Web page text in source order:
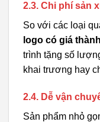
2.3. Chi phí sản
So với các loại
logo có giá
trình tặng số
khai trương hay
2.4. Dễ vận
Sản phẩm nhỏ